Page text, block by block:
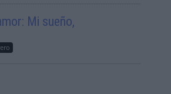
Mi sueño,